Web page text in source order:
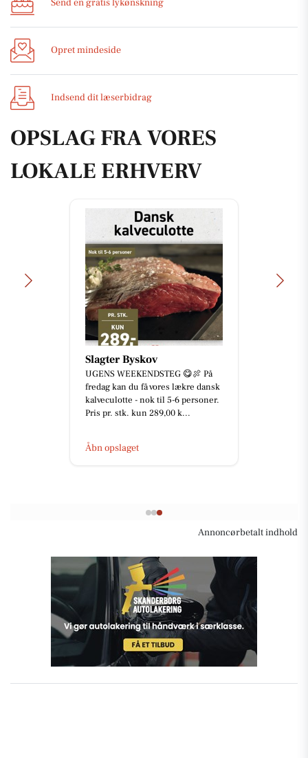
Send en gratis lykønskning
Opret mindeside
Indsend dit læserbidrag
OPSLAG FRA VORES
LOKALE ERHVERV
Slagter Byskov
UGENS WEEKENDSTEG 😋🍖 På
fredag kan du få vores lækre dansk
kalveculotte - nok til 5-6 personer.
Pris pr. stk. kun 289,00 k...
Åbn opslaget
Annoncørbetalt indhold